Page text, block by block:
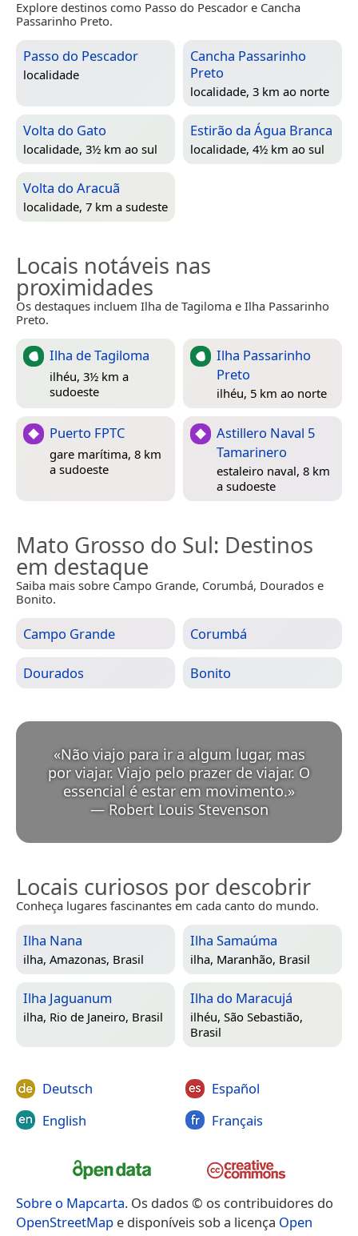
Explore destinos como Passo do Pescador e Cancha
Passarinho Preto.
Passo do Pescador
localidade
Cancha Passarinho
Preto
localidade, 3 km ao norte
Volta do Gato
localidade, 3½ km ao sul
Estirão da Água Branca
localidade, 4½ km ao sul
Volta do Aracuã
localidade, 7 km a sudeste
Locais notáveis nas
proximidades
Os destaques incluem Ilha de Tagiloma e Ilha Passarinho
Preto.
Ilha de Tagiloma
ilhéu, 3½ km a
sudoeste
Ilha Passarinho
Preto
ilhéu, 5 km ao norte
Puerto FPTC
gare marítima, 8 km
a sudoeste
Astillero Naval 5
Tamarinero
estaleiro naval, 8 km
a sudoeste
Mato Grosso do Sul: Destinos
em destaque
Saiba mais sobre Campo Grande, Corumbá, Dourados e
Bonito.
Campo Grande Corumbá
Dourados Bonito
«Não viajo para ir a algum lugar, mas
por viajar. Viajo pelo prazer de viajar. O
essencial é estar em movimento.
— Robert Louis Stevenson
Locais curiosos por descobrir
Conheça lugares fascinantes em cada canto do mundo.
Ilha Nana
ilha, Amazonas, Brasil
Ilha Samaúma
ilha, Maranhão, Brasil
Ilha Jaguanum
ilha, Rio de Janeiro, Brasil
Ilha do Maracujá
ilhéu, São Sebastião,
Brasil
Deutsch
English
Español
Français
Sobre o Mapcarta. Os dados © os contribuidores do
OpenStreetMap e disponíveis sob a licença Open